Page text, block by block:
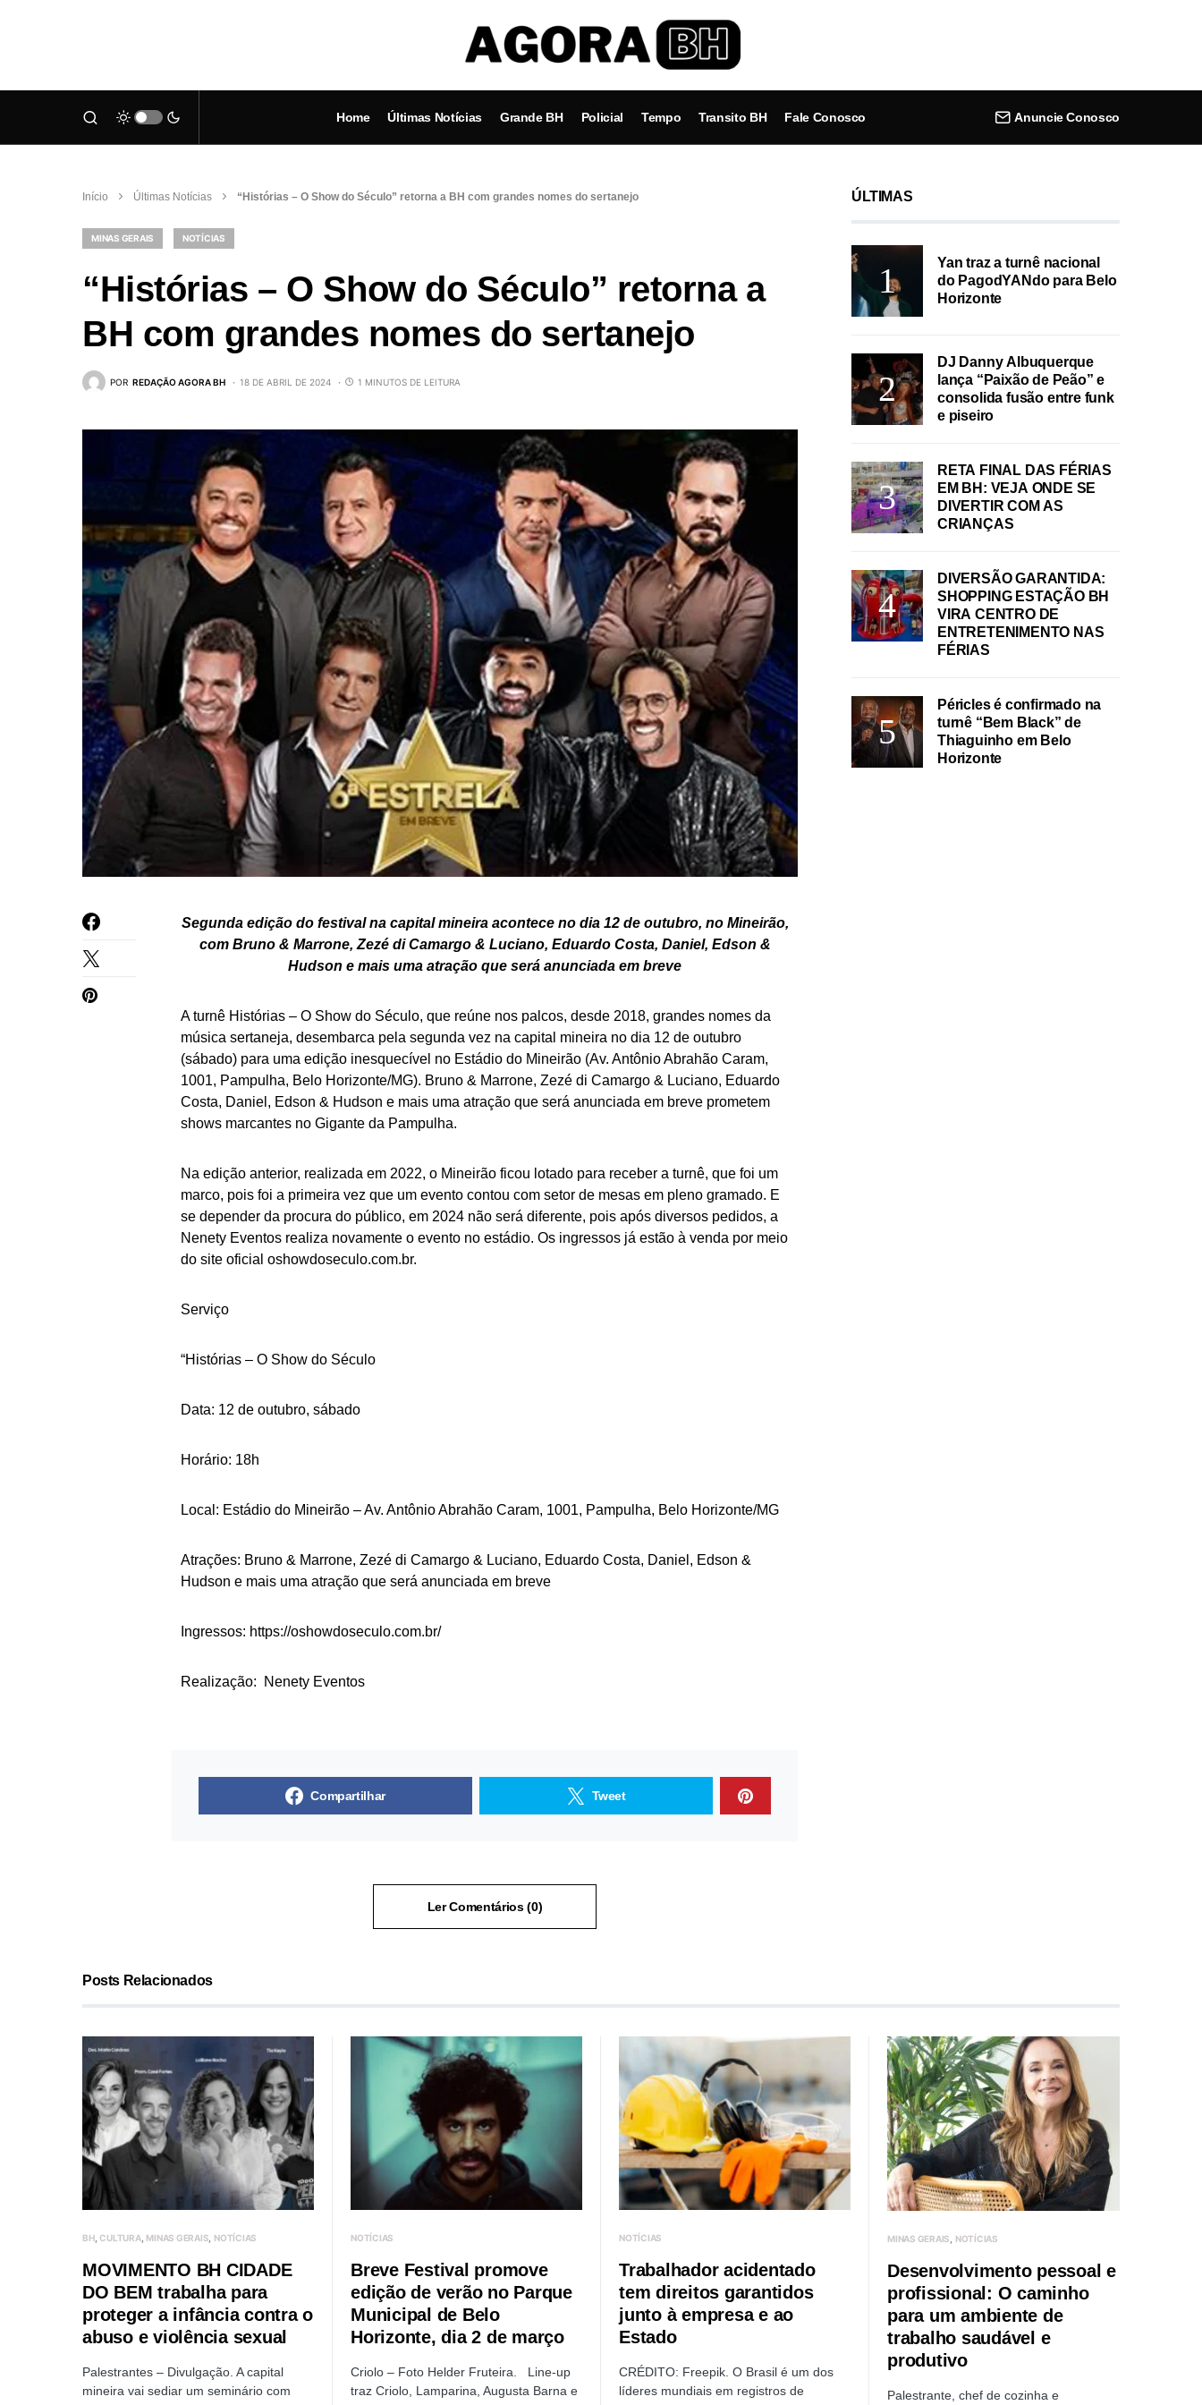
Home Últimas Notícias Grande BH Policial Tempo Transito BH Fale Conosco Anuncie Conosco
Início Últimas Notícias “Histórias – O Show do Século” retorna a BH com grandes nomes do sertanejo
MINAS GERAIS NOTÍCIAS
“Histórias – O Show do Século” retorna a
BH com grandes nomes do sertanejo
POR REDAÇÃO AGORA BH 18 DE ABRIL DE 2024 1 MINUTOS DE LEITURA
Segunda edição do festival na capital mineira acontece no dia 12 de outubro, no Mineirão,
com Bruno & Marrone, Zezé di Camargo & Luciano, Eduardo Costa, Daniel, Edson &
Hudson e mais uma atração que será anunciada em breve
A turnê Histórias – O Show do Século, que reúne nos palcos, desde 2018, grandes nomes da
música sertaneja, desembarca pela segunda vez na capital mineira no dia 12 de outubro
(sábado) para uma edição inesquecível no Estádio do Mineirão (Av. Antônio Abrahão Caram,
1001, Pampulha, Belo Horizonte/MG). Bruno & Marrone, Zezé di Camargo & Luciano, Eduardo
Costa, Daniel, Edson & Hudson e mais uma atração que será anunciada em breve prometem
shows marcantes no Gigante da Pampulha.
Na edição anterior, realizada em 2022, o Mineirão ficou lotado para receber a turnê, que foi um
marco, pois foi a primeira vez que um evento contou com setor de mesas em pleno gramado. E
se depender da procura do público, em 2024 não será diferente, pois após diversos pedidos, a
Nenety Eventos realiza novamente o evento no estádio. Os ingressos já estão à venda por meio
do site oficial oshowdoseculo.com.br.
Serviço
“Histórias – O Show do Século
Data: 12 de outubro, sábado
Horário: 18h
Local: Estádio do Mineirão – Av. Antônio Abrahão Caram, 1001, Pampulha, Belo Horizonte/MG
Atrações: Bruno & Marrone, Zezé di Camargo & Luciano, Eduardo Costa, Daniel, Edson &
Hudson e mais uma atração que será anunciada em breve
Ingressos: https://oshowdoseculo.com.br/
Realização: Nenety Eventos
Compartilhar Tweet
Ler Comentários (0)
ÚLTIMAS
Yan traz a turnê nacional
do PagodYANdo para Belo
Horizonte
DJ Danny Albuquerque
lança “Paixão de Peão” e
consolida fusão entre funk
e piseiro
RETA FINAL DAS FÉRIAS
EM BH: VEJA ONDE SE
DIVERTIR COM AS
CRIANÇAS
DIVERSÃO GARANTIDA:
SHOPPING ESTAÇÃO BH
VIRA CENTRO DE
ENTRETENIMENTO NAS
FÉRIAS
Péricles é confirmado na
turnê “Bem Black” de
Thiaguinho em Belo
Horizonte
Posts Relacionados
BH CULTURA MINAS GERAIS NOTÍCIAS
MOVIMENTO BH CIDADE
DO BEM trabalha para
proteger a infância contra o
abuso e violência sexual
Palestrantes – Divulgação. A capital
mineira vai sediar um seminário com
NOTÍCIAS
Breve Festival promove
edição de verão no Parque
Municipal de Belo
Horizonte, dia 2 de março
Criolo – Foto Helder Fruteira. Line-up
traz Criolo, Lamparina, Augusta Barna e
NOTÍCIAS
Trabalhador acidentado
tem direitos garantidos
junto à empresa e ao
Estado
CRÉDITO: Freepik. O Brasil é um dos
líderes mundiais em registros de
MINAS GERAIS NOTÍCIAS
Desenvolvimento pessoal e
profissional: O caminho
para um ambiente de
trabalho saudável e
produtivo
Palestrante, chef de cozinha e